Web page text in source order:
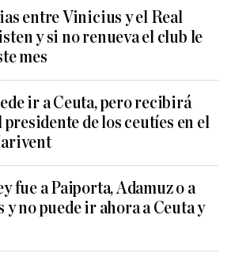
entre Vinicius y el Real
y si no renueva el club le
mes
ir a Ceuta, pero recibirá
presidente de los ceutíes en el
fue a Paiporta, Adamuz o a
no puede ir ahora a Ceuta y